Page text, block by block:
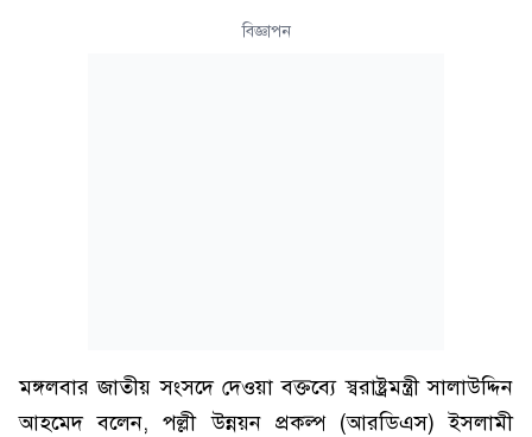
বিজ্ঞাপন
মঙ্গলবার জাতীয় সংসদে দেওয়া বক্তব্যে স্বরাষ্ট্রমন্ত্রী সালাউদ্দিন
আহমেদ বলেন, পল্লী উন্নয়ন প্রকল্প (আরডিএস) ইসলামী